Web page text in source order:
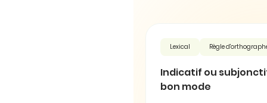
Lexical Règle
Indicatif ou
bon mode